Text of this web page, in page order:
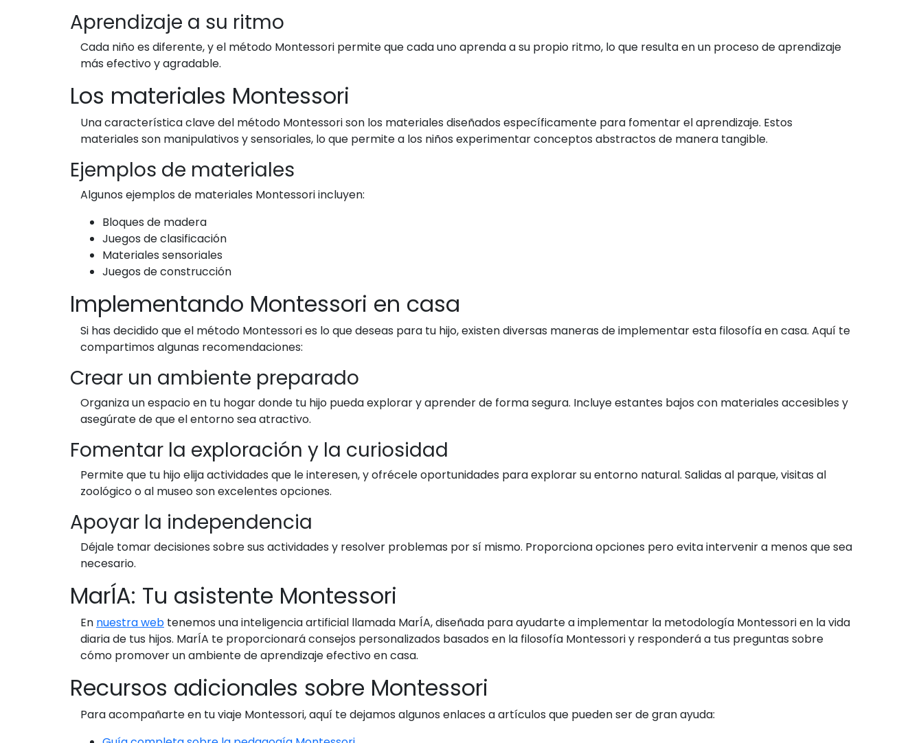
Aprendizaje a su ritmo
Cada niño es diferente, y el método Montessori permite que cada uno aprenda a su propio ritmo, lo que resulta en un proceso de aprendizaje
más efectivo y agradable.
Los materiales Montessori
Una característica clave del método Montessori son los materiales diseñados específicamente para fomentar el aprendizaje. Estos
materiales son manipulativos y sensoriales, lo que permite a los niños experimentar conceptos abstractos de manera tangible.
Ejemplos de materiales
Algunos ejemplos de materiales Montessori incluyen:
Bloques de madera
Juegos de clasificación
Materiales sensoriales
Juegos de construcción
Implementando Montessori en casa
Si has decidido que el método Montessori es lo que deseas para tu hijo, existen diversas maneras de implementar esta filosofía en casa. Aquí te
compartimos algunas recomendaciones:
Crear un ambiente preparado
Organiza un espacio en tu hogar donde tu hijo pueda explorar y aprender de forma segura. Incluye estantes bajos con materiales accesibles y
asegúrate de que el entorno sea atractivo.
Fomentar la exploración y la curiosidad
Permite que tu hijo elija actividades que le interesen, y ofrécele oportunidades para explorar su entorno natural. Salidas al parque, visitas al
zoológico o al museo son excelentes opciones.
Apoyar la independencia
Déjale tomar decisiones sobre sus actividades y resolver problemas por sí mismo. Proporciona opciones pero evita intervenir a menos que sea
necesario.
MarÍA: Tu asistente Montessori
En nuestra web tenemos una inteligencia artificial llamada MarÍA, diseñada para ayudarte a implementar la metodología Montessori en la vida
diaria de tus hijos. MarÍA te proporcionará consejos personalizados basados en la filosofía Montessori y responderá a tus preguntas sobre
cómo promover un ambiente de aprendizaje efectivo en casa.
Recursos adicionales sobre Montessori
Para acompañarte en tu viaje Montessori, aquí te dejamos algunos enlaces a artículos que pueden ser de gran ayuda: